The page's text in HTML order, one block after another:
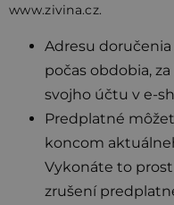
www.zivina.cz.
Adresu
počas obdobia,
svojho účtu v e-
Predplatné
koncom
Vykonáte to
zrušení